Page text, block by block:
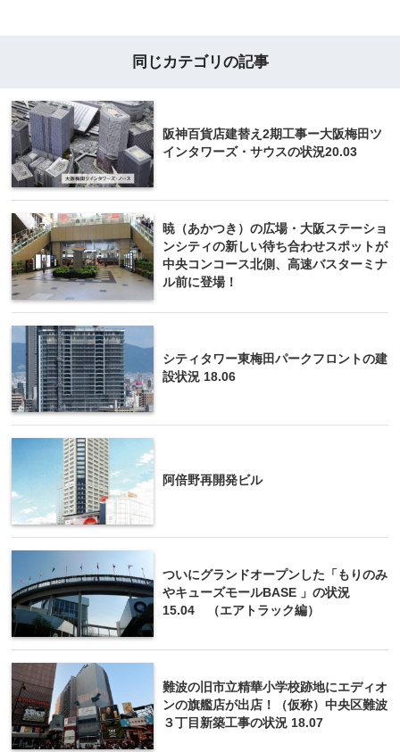
同じカテゴリの記事
阪神百貨店建替え2期工事ー大阪梅田ツ
インタワーズ・サウスの状況20.03
暁（あかつき）の広場・大阪ステーショ
ンシティの新しい待ち合わせスポットが
中央コンコース北側、高速バスターミナ
ル前に登場！
シティタワー東梅田パークフロントの建
設状況 18.06
阿倍野再開発ビル
ついにグランドオープンした「もりのみ
やキューズモールBASE 」の状況
15.04 （エアトラック編）
難波の旧市立精華小学校跡地にエディオ
ンの旗艦店が出店！（仮称）中央区難波
３丁目新築工事の状況 18.07